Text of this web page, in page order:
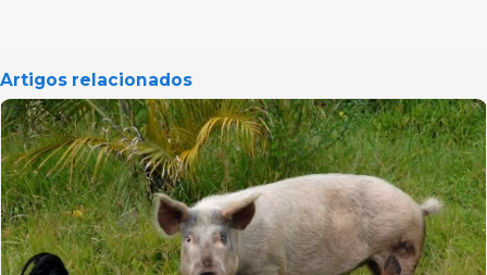
Artigos relacionados